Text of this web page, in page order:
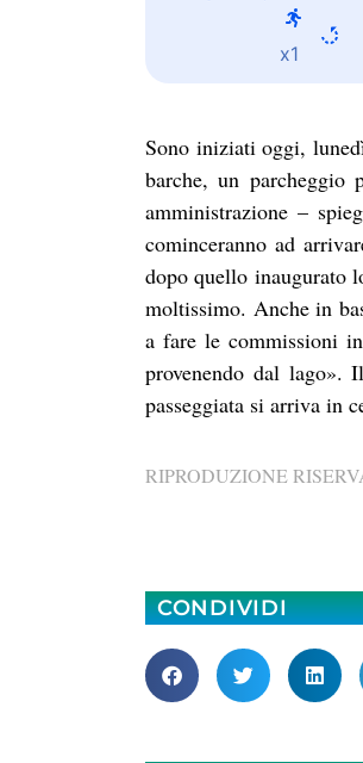
x1
Sono iniziati oggi,
barche, un
amministrazione –
cominceranno ad
dopo quello inaugurato
moltissimo. Anche in
a fare le commissioni
provenendo dal lago».
passeggiata si arriva in
RIPRODUZIONE
CONDIVIDI